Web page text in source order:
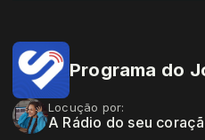
Programa do
Locução por:
A Rádio do seu